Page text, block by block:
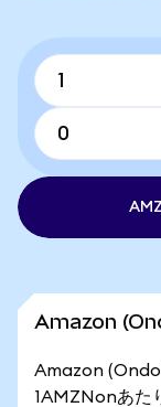
Amazon
Amazon (Ondo
1AMZNonあた